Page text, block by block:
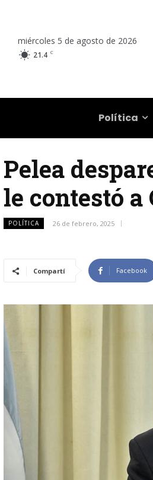
miércoles 5 de agosto de 2026
21.4 C
Política
Pelea
le contestó a
POLÍTICA 26 de febrero, 2025
Compartí Facebook